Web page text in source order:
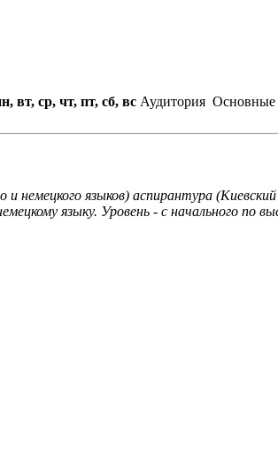
вт, ср, чт, пт, сб, вс Аудитория Основные
немецкого языков) аспирантура
языку. Уровень - с начального по